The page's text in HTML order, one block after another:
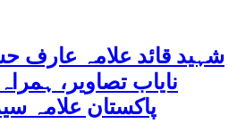
شہید قائد علامہ عارف
نایاب تصاویر،
پاکستان علامہ